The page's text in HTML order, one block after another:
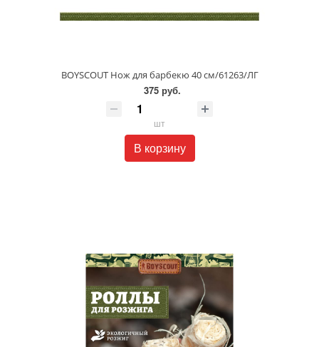
BOYSCOUT Нож для барбекю 40 см/61263/ЛГ
375 руб.
шт
В корзину